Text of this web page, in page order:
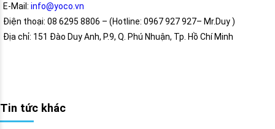
E-Mail: info@yoco.vn
Điện thoại: 08 6295 8806 – (Hotline: 0967 927 927– Mr.Duy )
Địa chỉ: 151 Đào Duy Anh, P.9, Q. Phú Nhuận, Tp. Hồ Chí Minh
Tin tức khác